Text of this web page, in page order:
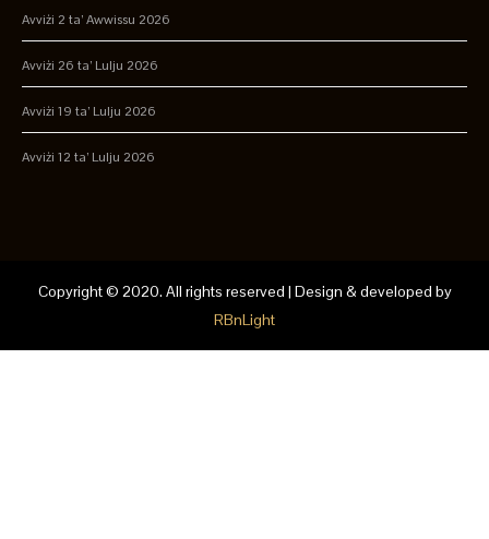
Avviżi 2 ta’ Awwissu 2026
Avviżi 26 ta’ Lulju 2026
Avviżi 19 ta’ Lulju 2026
Avviżi 12 ta’ Lulju 2026
Copyright © 2020. All rights reserved | Design & developed by
RBnLight